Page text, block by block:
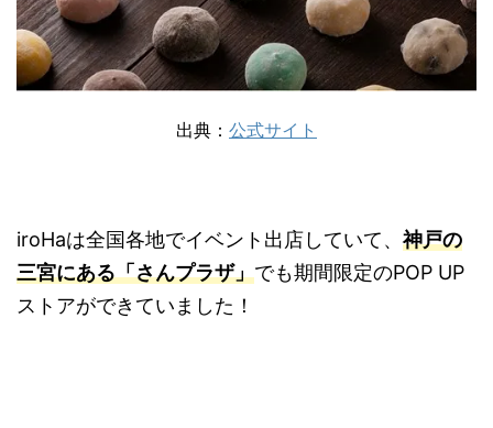
出典： 公式サイト
iroHaは全国各地でイベント出店していて、 神戸の
三宮にある「さんプラザ」でも期間限定のPOP UP
ストアができていました！